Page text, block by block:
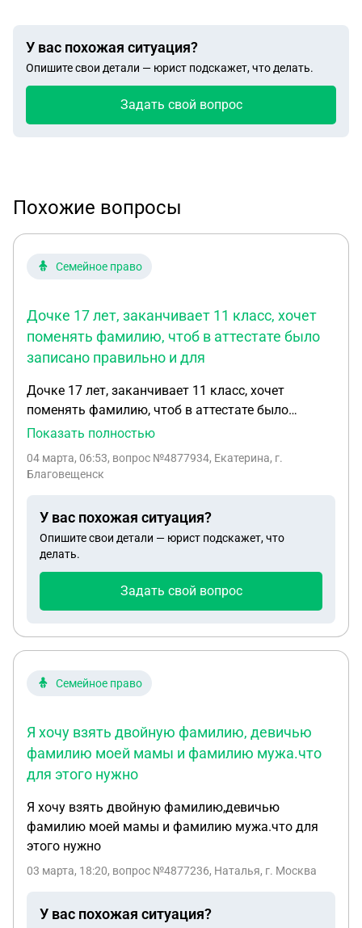
У вас похожая ситуация?
Опишите свои детали — юрист подскажет, что делать.
Задать свой вопрос
Похожие вопросы
Семейное право
Дочке 17 лет, заканчивает 11 класс, хочет
поменять фамилию, чтоб в аттестате было
записано правильно и для
Дочке 17 лет, заканчивает 11 класс, хочет
поменять фамилию, чтоб в аттестате было
записано правильно и для дальнейшей подачи
соответствие (окончание фамилии и отчества),
отцом в браке не состояла, но есть свидетельство
об установлении отцовства. В ЗАГСе требуют
согласие отца и его заявление, но мы с ним не
общаемся и где он проживает мы не знаем.
Законно ли такое требование?
Показать полностью
04 марта, 06:53, вопрос №4877934, Екатерина, г.
Благовещенск
У вас похожая ситуация?
Опишите свои детали — юрист подскажет, что
делать.
Задать свой вопрос
Семейное право
Я хочу взять двойную фамилию, девичью
фамилию моей мамы и фамилию мужа.что
для этого нужно
Я хочу взять двойную фамилию,девичью
фамилию моей мамы и фамилию мужа.что для
этого нужно
03 марта, 18:20, вопрос №4877236, Наталья, г. Москва
У вас похожая ситуация?